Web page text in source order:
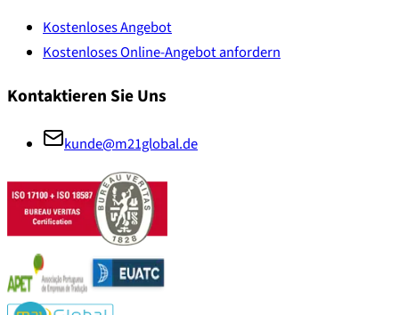
Kostenloses Angebot
Kostenloses Online-Angebot anfordern
Kontaktieren Sie Uns
kunde@m21global.de